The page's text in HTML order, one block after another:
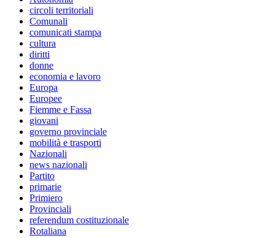
circoli territoriali
Comunali
comunicati stampa
cultura
diritti
donne
economia e lavoro
Europa
Europee
Fiemme e Fassa
giovani
governo provinciale
mobilità e trasporti
Nazionali
news nazionali
Partito
primarie
Primiero
Provinciali
referendum costituzionale
Rotaliana